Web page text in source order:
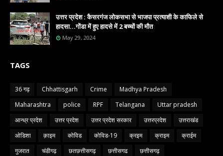
उत्तर प्रदेश : कैसरगंज लोकसभा से भाजपा प्रत्याशी के काफिले से
हादसा...गोंडा में हुए हादसे में 2 बच्चों की मौत
May 29, 2024
TAGS
36 गढ़ Chhattisgarh Crime
Madhya Pradesh
Maharashtra
police RPF Telangana
Uttar pradesh
आन्ध्र प्रदेश
उत्तर प्रदेश उत्तर प्रदेश सरकार उत्तरप्रदेश
उत्तराखंड
ओडिशा
क़ाइम कोविड कोविड-19 क्रइम क्राइम
क्राईम
गुजरात
चंडीगढ़ छतछत्तीसगढ़ छत्तीसगढ
छत्तीसगढ़